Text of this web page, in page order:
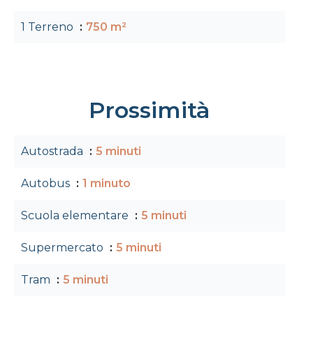
1 Terreno 750 m²
Prossimità
Autostrada 5 minuti
Autobus 1 minuto
Scuola elementare 5 minuti
Supermercato 5 minuti
Tram 5 minuti